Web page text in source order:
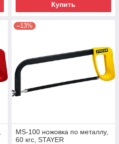
Купить
–13%
MS-100 ножовка по металлу,
60 кгс, STAYER